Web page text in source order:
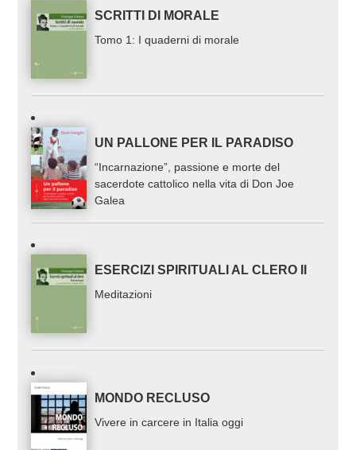
SCRITTI DI MORALE
Tomo 1: I quaderni di morale
UN PALLONE PER IL PARADISO
“Incarnazione”, passione e morte del
sacerdote cattolico nella vita di Don Joe
Galea
ESERCIZI SPIRITUALI AL CLERO II
Meditazioni
MONDO RECLUSO
Vivere in carcere in Italia oggi